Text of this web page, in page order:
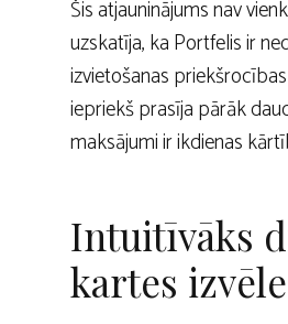
Šis atjauninājums nav
uzskatīja, ka Portfelis ir
izvietošanas priekšrocības
iepriekš prasīja pārāk
maksājumi ir ikdienas
Intuitīvāks
kartes